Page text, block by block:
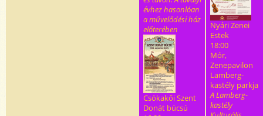
évhez hasonlóan
a művelődési ház
előterében
Csókakői Szent
Donát búcsú
Nyári Zenei
Estek
18:00
Mór,
Zenepavilon
Lamberg-
kastély parkja
A Lamberg-
kastély